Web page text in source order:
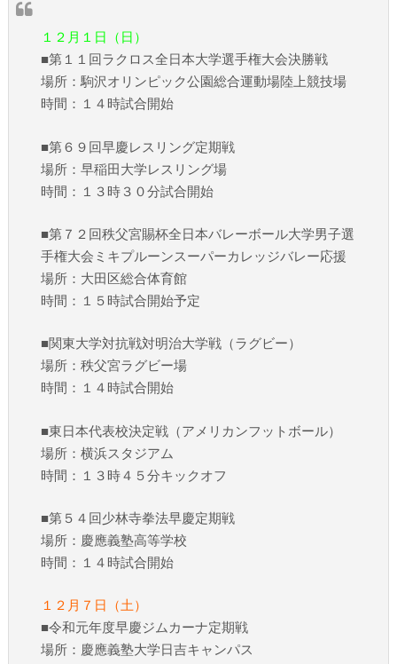
１２月１日（日）
■第１１回ラクロス全日本大学選手権大会決勝戦
場所：駒沢オリンピック公園総合運動場陸上競技場
時間：１４時試合開始
■第６９回早慶レスリング定期戦
場所：早稲田大学レスリング場
時間：１３時３０分試合開始
■第７２回秩父宮賜杯全日本バレーボール大学男子選
手権大会ミキプルーンスーパーカレッジバレー応援
場所：大田区総合体育館
時間：１５時試合開始予定
■関東大学対抗戦対明治大学戦（ラグビー）
場所：秩父宮ラグビー場
時間：１４時試合開始
■東日本代表校決定戦（アメリカンフットボール）
場所：横浜スタジアム
時間：１３時４５分キックオフ
■第５４回少林寺拳法早慶定期戦
場所：慶應義塾高等学校
時間：１４時試合開始
１２月７日（土）
■令和元年度早慶ジムカーナ定期戦
場所：慶應義塾大学日吉キャンパス